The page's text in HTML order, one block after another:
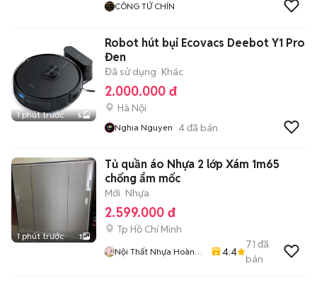
CÔNG TỨ CHÍN
1 phút trước 5
Robot hút bụi Ecovacs Deebot Y1 Pro
Đen
Đã sử dụng Khác
2.000.000 đ
Hà Nội
Nghia Nguyen 4đã bán
1 phút trước 1
Tủ quần áo Nhựa 2 lớp Xám 1m65
chống ẩm mốc
Mới Nhựa
2.599.000 đ
Tp Hồ Chí Minh
Nội Thất Nhựa Hoàng
4.4
71 đã
bán